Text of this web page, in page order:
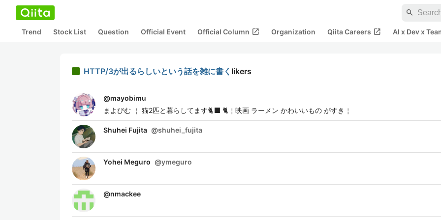
search
Trend Stock List Question Official Event Official Column open_in_new Organization Qiita Careers open_in_new AI x Dev x
HTTP/3が出るらしいという話を雑に書く likers
@mayobimu
まよびむ ￤ 猫2匹と暮らしてます🐈‍⬛ 🐈￤映画 ラーメン かわいいもの がすき￤
Shuhei Fujita @shuhei_fujita
Yohei Meguro @ymeguro
@nmackee